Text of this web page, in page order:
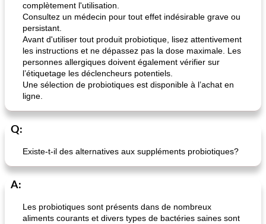
complètement l'utilisation.
Consultez un médecin pour tout effet indésirable grave ou
persistant.
Avant d'utiliser tout produit probiotique, lisez attentivement
les instructions et ne dépassez pas la dose maximale. Les
personnes allergiques doivent également vérifier sur
l’étiquetage les déclencheurs potentiels.
Une sélection de probiotiques est disponible à l’achat en
ligne.
Q:
Existe-t-il des alternatives aux suppléments probiotiques?
A:
Les probiotiques sont présents dans de nombreux
aliments courants et divers types de bactéries saines sont